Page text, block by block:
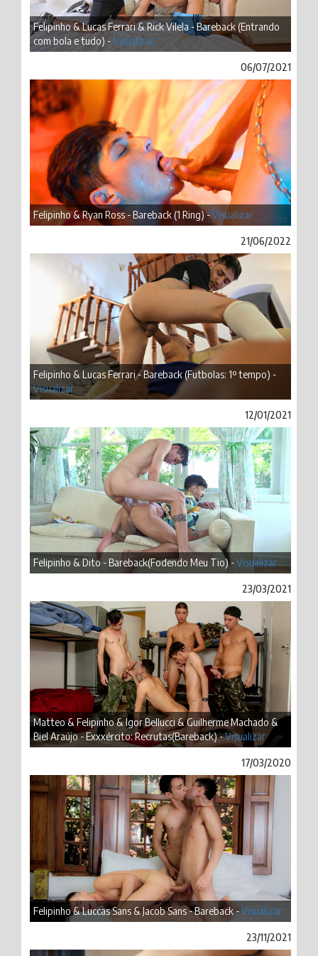
Felipinho & Lucas Ferrari & Rick Vilela - Bareback (Entrando
com bola e tudo) -Visualizar
06/07/2021
Felipinho & Ryan Ross - Bareback (1 Ring) -Visualizar
21/06/2022
Felipinho & Lucas Ferrari - Bareback (Futbolas: 1º tempo) -
Visualizar
12/01/2021
Felipinho & Dito - Bareback(Fodendo Meu Tio) -Visualizar
23/03/2021
Matteo & Felipinho & Igor Bellucci & Guilherme Machado &
Biel Araújo - Exxxército: Recrutas(Bareback) -Visualizar
17/03/2020
Felipinho & Luccas Sans & Jacob Sans - Bareback -Visualizar
23/11/2021